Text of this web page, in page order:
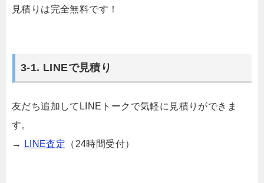
見積りは完全無料です！
3-1. LINEで見積り
友だち追加してLINEトークで気軽に見積りができま
す。
→
LINE査定 （24時間受付）